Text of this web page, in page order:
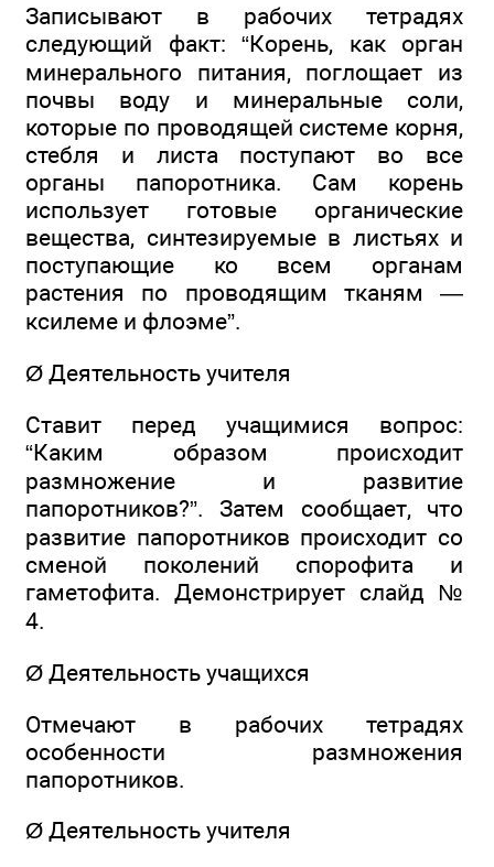
Записывают в рабочих тетрадях
следующий факт: “Корень, как орган
минерального питания, поглощает из
почвы воду и минеральные соли,
которые по проводящей системе корня,
стебля и листа поступают во все
органы папоротника. Сам корень
использует готовые органические
вещества, синтезируемые в листьях и
поступающие ко всем органам
растения по проводящим тканям —
ксилеме и флоэме”.
Ø Деятельность учителя
Ставит перед учащимися вопрос:
“Каким образом происходит
размножение и развитие
папоротников?”. Затем сообщает, что
развитие папоротников происходит со
сменой поколений спорофита и
гаметофита. Демонстрирует слайд №
4.
Ø Деятельность учащихся
Отмечают в рабочих тетрадях
особенности размножения
папоротников.
Ø Деятельность учителя